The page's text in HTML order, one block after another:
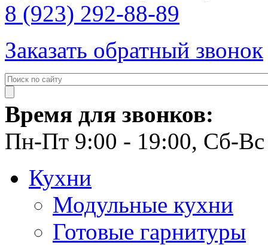
8 (923) 292-88-89
Заказать обратный звонок
Время для звонков:
Пн-Пт 9:00 - 19:00, Сб-Вс
Кухни
Модульные кухни
Готовые гарнитуры